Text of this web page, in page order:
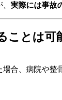
実際には事故
ことは可
合、病院や